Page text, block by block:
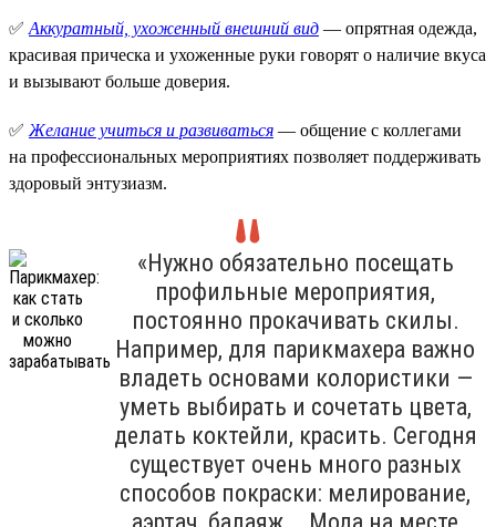
✅ Аккуратный, ухоженный внешний вид — опрятная одежда,
красивая прическа и ухоженные руки говорят о наличие вкуса
и вызывают больше доверия.
✅ Желание учиться и развиваться — общение с коллегами
на профессиональных мероприятиях позволяет поддерживать
здоровый энтузиазм.
«Нужно обязательно посещать
профильные мероприятия,
постоянно прокачивать скилы.
Например, для парикмахера важно
владеть основами колористики —
уметь выбирать и сочетать цвета,
делать коктейли, красить. Сегодня
существует очень много разных
способов покраски: мелирование,